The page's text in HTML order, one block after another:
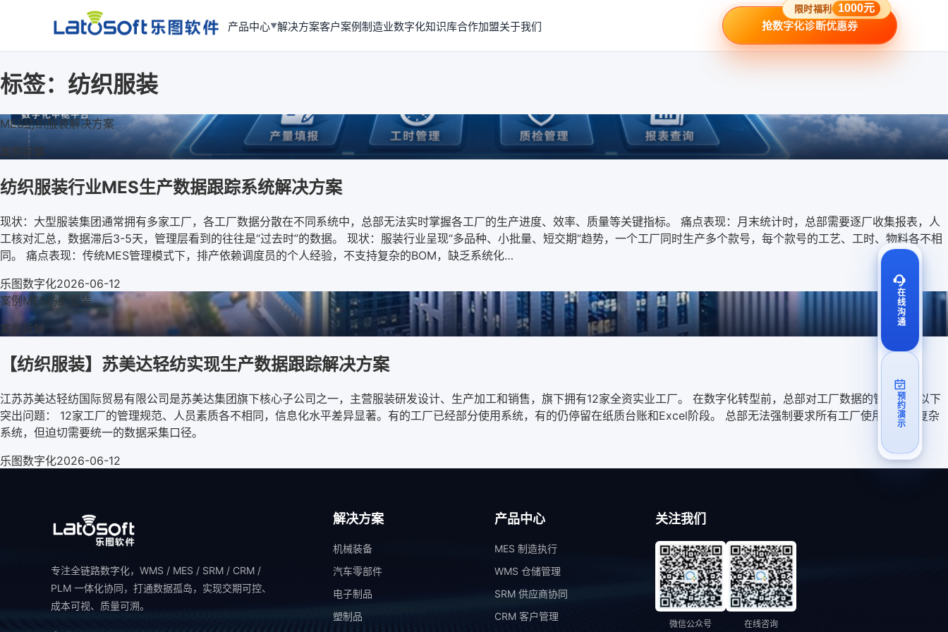
产品中心▼解决方案客户案例制造业数字化知识库合作加盟关于我们
限时福利 1000元
抢数字化诊断优惠券
标签： 纺织服装
MES纺织服装解决方案
案例拆解
纺织服装行业MES生产数据跟踪系统解决方案
现状：大型服装集团通常拥有多家工厂，各工厂数据分散在不同系统中，总部无法实时掌握各工厂的生产进度、效率、质量等关键指标。 痛点表现：月末统计时，总部需要逐厂收集报表，人
工核对汇总，数据滞后3-5天，管理层看到的往往是“过去时”的数据。 现状：服装行业呈现“多品种、小批量、短交期”趋势，一个工厂同时生产多个款号，每个款号的工艺、工时、物料各不相
同。 痛点表现：传统MES管理模式下，排产依赖调度员的个人经验，不支持复杂的BOM，缺乏系统化…
乐图数字化2026-06-12
案例MES纺织服装
案例拆解
【纺织服装】苏美达轻纺实现生产数据跟踪解决方案
江苏苏美达轻纺国际贸易有限公司是苏美达集团旗下核心子公司之一，主营服装研发设计、生产加工和销售，旗下拥有12家全资实业工厂。 在数字化转型前，总部对工厂数据的管理面临以下
突出问题： 12家工厂的管理规范、人员素质各不相同，信息化水平差异显著。有的工厂已经部分使用系统，有的仍停留在纸质台账和Excel阶段。 总部无法强制要求所有工厂使用同一套复杂
系统，但迫切需要统一的数据采集口径。
乐图数字化2026-06-12
专注全链路数字化，WMS / MES / SRM / CRM /
PLM 一体化协同，打通数据孤岛，实现交期可控、
成本可视、质量可溯。
解决方案
机械装备
汽车零部件
电子制品
塑制品
产品中心
MES 制造执行
WMS 仓储管理
SRM 供应商协同
CRM 客户管理
关注我们
微信公众号 在线咨询
在线沟通
预约演示